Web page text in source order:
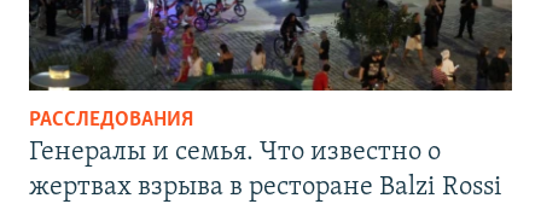
РАССЛЕДОВАНИЯ
Генералы и семья. Что известно о
жертвах взрыва в ресторане Balzi Rossi